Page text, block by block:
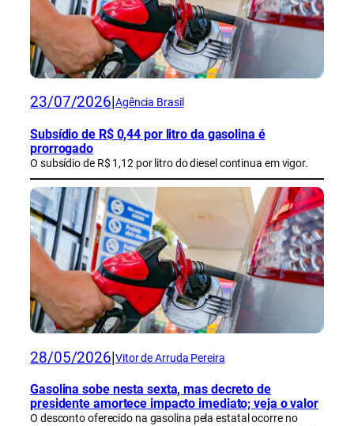
23/07/2026 Agência Brasil
Subsídio de R$ 0,44 por litro da gasolina é
prorrogado
O subsídio de R$ 1,12 por litro do diesel continua em vigor.
28/05/2026 Vitor de Arruda Pereira
Gasolina sobe nesta sexta, mas decreto de
presidente amortece impacto imediato; veja o valor
O desconto oferecido na gasolina pela estatal ocorre no